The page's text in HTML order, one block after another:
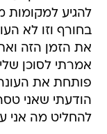
להגיע למקומות
בחורף וזו לא
את הזמן הזה
אמרתי לסוכן
פותחת את
הודעתי שאני
להחליט מה אני